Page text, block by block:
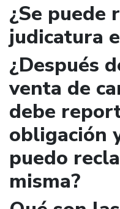
¿Se puede
judicatura
¿Después
venta de
debe
obligación
puedo
misma?